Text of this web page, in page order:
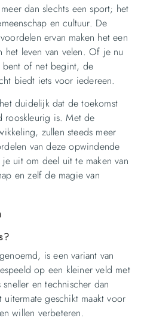
dan slechts een sport; het
en cultuur. De
ervan maken het een
het leven van velen. Of je nu
of net begint, de
biedt iets voor iedereen.
duidelijk dat de toekomst
rooskleurig is. Met de
zullen steeds meer
van deze opwindende
uit om deel uit te maken van
en zelf de magie van
is een variant van
op een kleiner veld met
en technischer dan
geschikt maakt voor
willen verbeteren.